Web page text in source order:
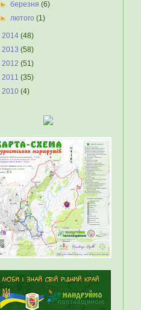
►березня(6)
►лютого(1)
2014 (48)
2013 (58)
2012 (51)
2011 (35)
2010 (4)